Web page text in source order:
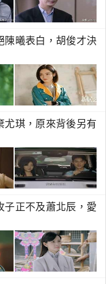
陳曦表白，胡俊才決
尤琪，原來背後另有
子正不及蕭北辰，愛